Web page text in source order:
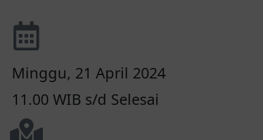
Minggu, 21 April 2024
11.00 WIB s/d Selesai